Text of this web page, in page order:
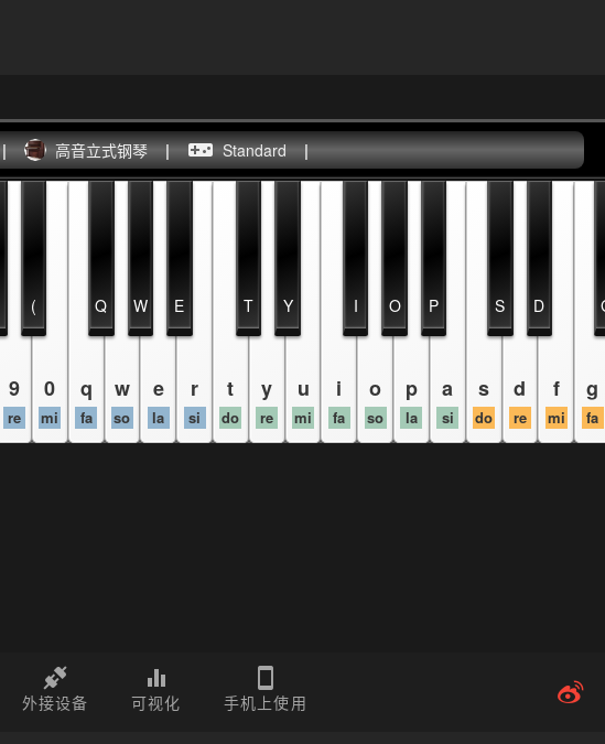
| 高音立式钢琴 | Standard |
9
re
0
mi
q
fa
w
so
e
la
r
si
t
do
y
re
u
mi
i
fa
o
so
p
la
a
si
s
do
d
re
f
mi
g
fa
( Q W E T Y I O P S D
外接设备 可视化 手机上使用